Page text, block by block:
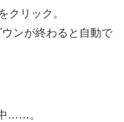
クリック。
ウンが終わると自動で
……。